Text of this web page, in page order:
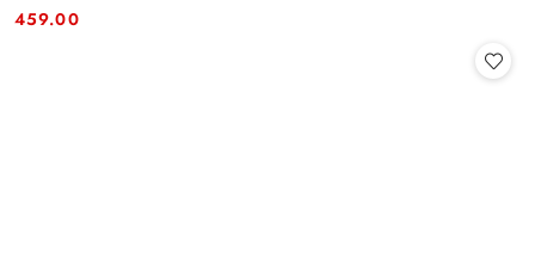
Cena:
Cena:
459.00